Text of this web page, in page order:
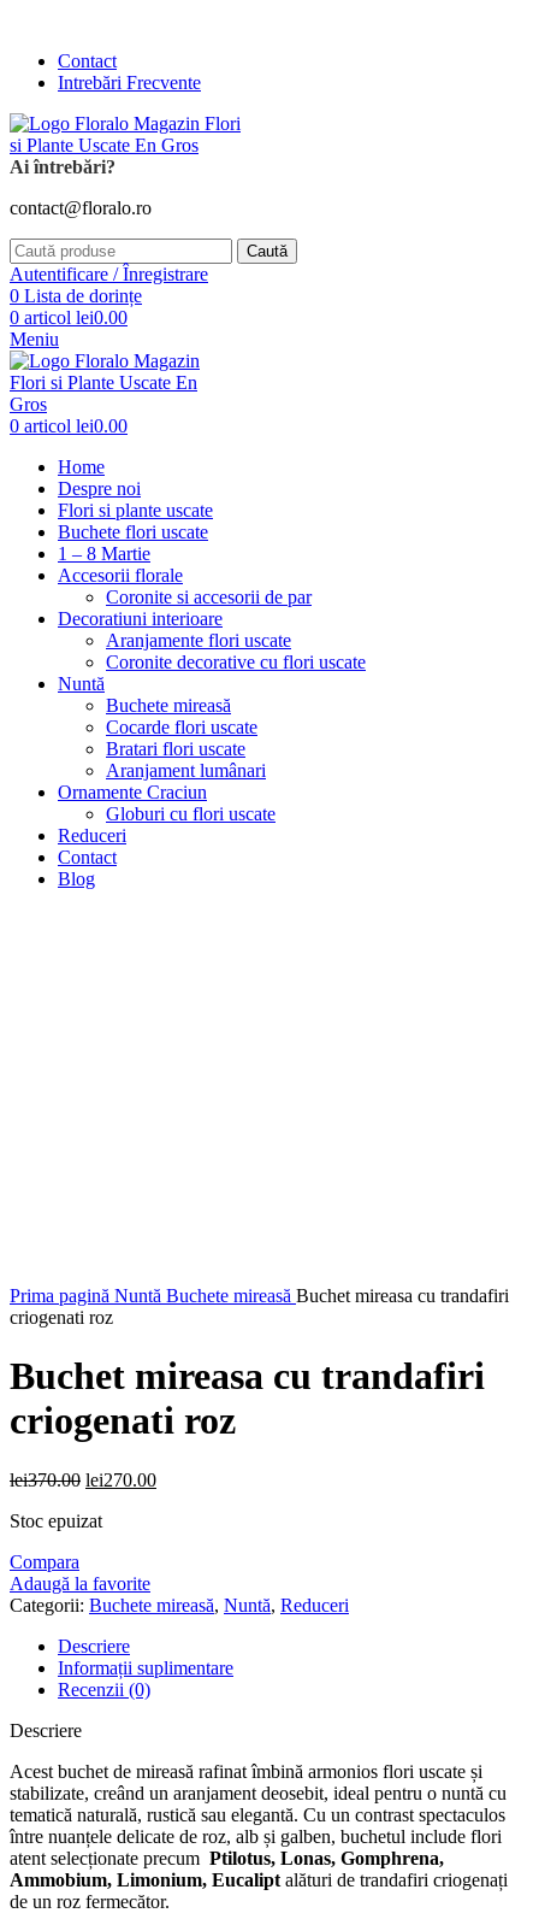
Contact
Intrebări Frecvente
Ai întrebări?
contact@floralo.ro
Caută
Autentificare / Înregistrare
0 Lista de dorințe
0 articol lei0.00
Meniu
0 articol lei0.00
Home
Despre noi
Flori si plante uscate
Buchete flori uscate
1 – 8 Martie
Accesorii florale
Coronite si accesorii de par
Decoratiuni interioare
Aranjamente flori uscate
Coronite decorative cu flori uscate
Nuntă
Buchete mireasă
Cocarde flori uscate
Bratari flori uscate
Aranjament lumânari
Ornamente Craciun
Globuri cu flori uscate
Reduceri
Contact
Blog
Prima pagină Nuntă Buchete mireasă Buchet mireasa cu trandafiri
criogenati roz
Buchet mireasa cu trandafiri
criogenati roz
lei370.00 Prețul
a
lei270.00Prețul
Stoc epuizat
Compara
Adaugă la favorite
Categorii: Buchete mireasă, Nuntă, Reduceri
Descriere
Informații suplimentare
Recenzii (0)
Descriere
Acest buchet de mireasă rafinat îmbină armonios flori uscate și
stabilizate, creând un aranjament deosebit, ideal pentru o nuntă cu
tematică naturală, rustică sau elegantă. Cu un contrast spectaculos
între nuanțele delicate de roz, alb și galben, buchetul include flori
atent selecționate precum Ptilotus, Lonas, Gomphrena,
Ammobium, Limonium, Eucalipt alături de trandafiri criogenați
de un roz fermecător.